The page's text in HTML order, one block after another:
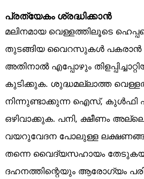
പ്രത്യേകം ശ്രദ്ധിക്കാൻ
മലിനമായ വെള്ളത്തിലൂടെ
തുടങ്ങിയ വൈറസുകൾ
അതിനാൽ എപ്പോഴും
കുടിക്കുക. ശുദ്ധമല്ലാത്ത
നിന്നുണ്ടാക്കുന്ന ഐസ്, കുൾഫി
ഒഴിവാക്കുക. പനി, ക്ഷീണം
വയറുവേദന പോലുള്ള
തന്നെ വൈദ്യസഹായം
ദഹനത്തിന്റെയും ആരോഗ്യം